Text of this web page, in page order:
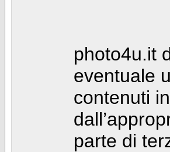
photo4u.it
eventuale
contenuti
parte di